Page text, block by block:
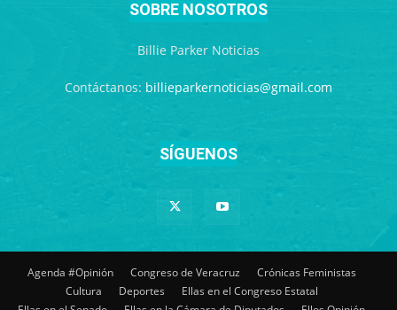
SOBRE NOSOTROS
Billie Parker Noticias
Contáctanos: billieparkernoticias@gmail.com
SÍGUENOS
Agenda #Opinión Congreso de Veracruz
Crónicas Feministas
Cultura
Deportes
Ellas en el Congreso Estatal